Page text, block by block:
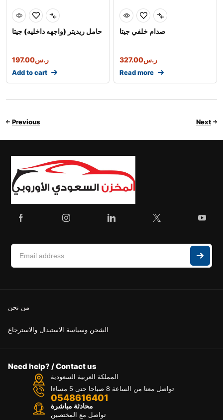
حامل ريديتر (واجهه داخليه) جيتا
ر.س197.00
Add to cart
صدام خلفي جيتا
ر.س327.00
Read more
Previous Next
من نحن
الشحن وسياسة الاستبدال والاسترجاع
Need help? / Contact us
المملكة العربية السعودية
تواصل معنا من الساعة 8 صباحا حتى 5 مساءا
0548616401
محادثة مباشرة
تواصل مع المختصين